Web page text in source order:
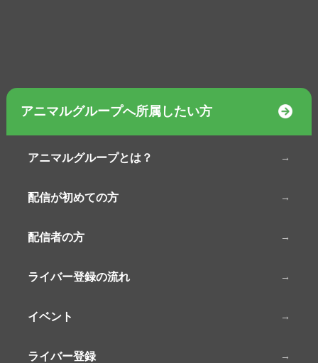
アニマルグループへ所属したい方
アニマルグループとは？
配信が初めての方
配信者の方
ライバー登録の流れ
イベント
ライバー登録